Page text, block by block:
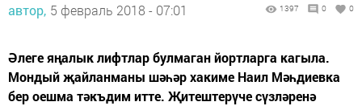
автор, 5 февраль 2018 - 07:01 1397 0 0
Әлеге яңалык лифтлар булмаган йортларга кагыла.
Мондый җайланманы шәһәр хакиме Наил Мәһдиевка
бер оешма тәкъдим итте. Җитештерүче сүзләренә